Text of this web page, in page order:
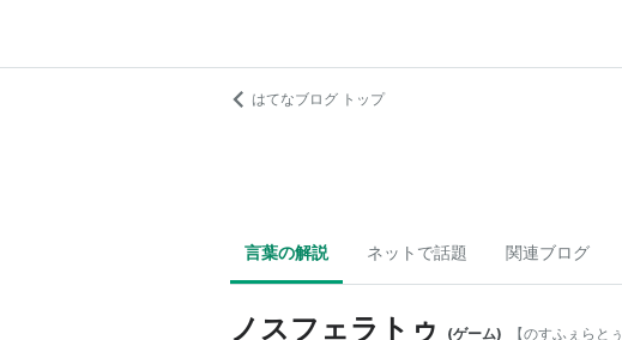
はてなブログ トップ
言葉の解説 ネットで話題 関連ブログ
ノスフェラトゥ (ゲーム) 【のすふぇらとぅ